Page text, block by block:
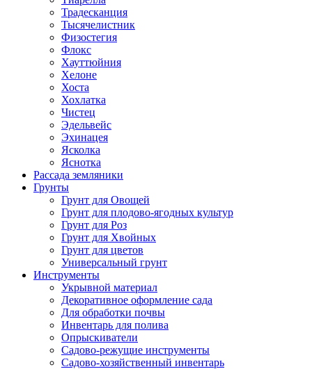
Традесканция
Тысячелистник
Физостегия
Флокс
Хауттюйния
Хелоне
Хоста
Хохлатка
Чистец
Эдельвейс
Эхинацея
Ясколка
Яснотка
Рассада земляники
Грунты
Грунт для Овощей
Грунт для плодово-ягодных культур
Грунт для Роз
Грунт для Хвойных
Грунт для цветов
Универсальный грунт
Инструменты
Укрывной материал
Декоративное оформление сада
Для обработки почвы
Инвентарь для полива
Опрыскиватели
Садово-режущие инструменты
Садово-хозяйственный инвентарь